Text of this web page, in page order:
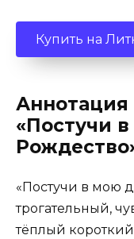
Купить на
Аннотация
«Постучи
«Постучи в мою
трогательный,
тёплый